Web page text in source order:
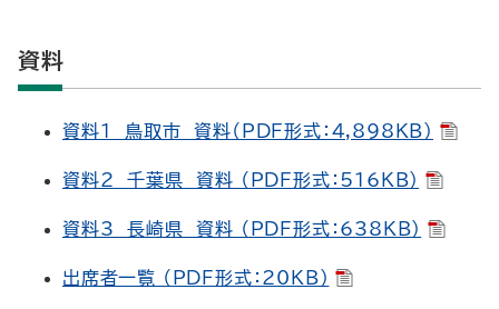
資料
資料1 鳥取市 資料（PDF形式：4,898KB）
資料2 千葉県 資料 （PDF形式：516KB）
資料3 長崎県 資料 （PDF形式：638KB）
出席者一覧 （PDF形式：20KB）